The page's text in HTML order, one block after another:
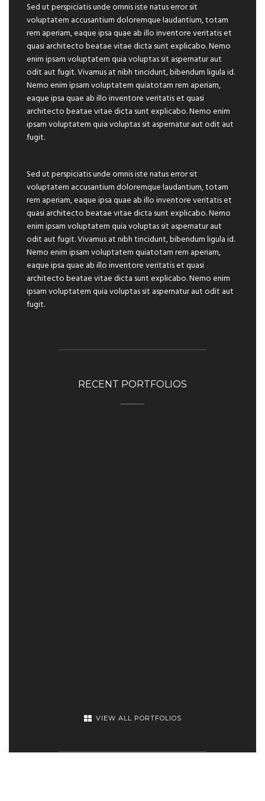
Sed ut perspiciatis unde omnis iste natus error sit
voluptatem accusantium doloremque laudantium, totam
rem aperiam, eaque ipsa quae ab illo inventore veritatis et
quasi architecto beatae vitae dicta sunt explicabo. Nemo
enim ipsam voluptatem quia voluptas sit aspernatur aut
odit aut fugit. Vivamus at nibh tincidunt, bibendum ligula id.
Nemo enim ipsam voluptatem quiatotam rem aperiam,
eaque ipsa quae ab illo inventore veritatis et quasi
architecto beatae vitae dicta sunt explicabo. Nemo enim
ipsam voluptatem quia voluptas sit aspernatur aut odit aut
fugit.
Sed ut perspiciatis unde omnis iste natus error sit
voluptatem accusantium doloremque laudantium, totam
rem aperiam, eaque ipsa quae ab illo inventore veritatis et
quasi architecto beatae vitae dicta sunt explicabo. Nemo
enim ipsam voluptatem quia voluptas sit aspernatur aut
odit aut fugit. Vivamus at nibh tincidunt, bibendum ligula id.
Nemo enim ipsam voluptatem quiatotam rem aperiam,
eaque ipsa quae ab illo inventore veritatis et quasi
architecto beatae vitae dicta sunt explicabo. Nemo enim
ipsam voluptatem quia voluptas sit aspernatur aut odit aut
fugit.
RECENT PORTFOLIOS
VIEW ALL PORTFOLIOS